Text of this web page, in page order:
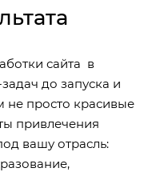
сайта в
до запуска и
просто красивые
привлечения
вашу отрасль: